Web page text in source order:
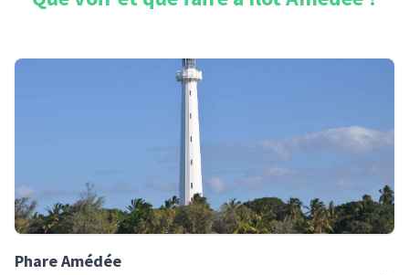
Phare Amédée